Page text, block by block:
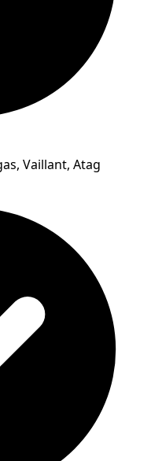
Vaillant, Atag